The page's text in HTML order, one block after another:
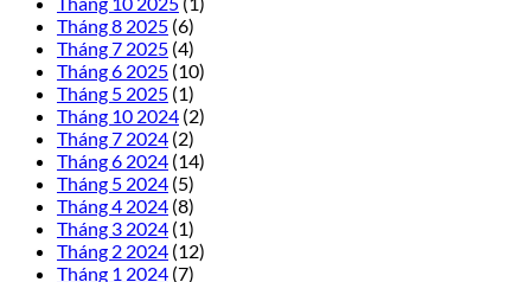
Tháng 8 2025 (6)
Tháng 7 2025 (4)
Tháng 6 2025 (10)
Tháng 5 2025 (1)
Tháng 10 2024 (2)
Tháng 7 2024 (2)
Tháng 6 2024 (14)
Tháng 5 2024 (5)
Tháng 4 2024 (8)
Tháng 3 2024 (1)
Tháng 2 2024 (12)
Tháng 1 2024 (7)